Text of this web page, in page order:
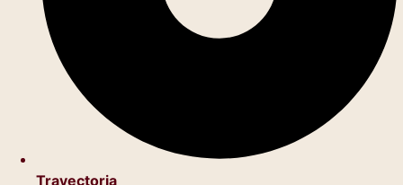
Trayectoria